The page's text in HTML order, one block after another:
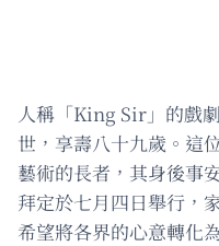
人稱「King Sir」的戲
世，享壽八十九歲。這
藝術的長者，其身後事
拜定於七月四日舉行，
希望將各界的心意轉化